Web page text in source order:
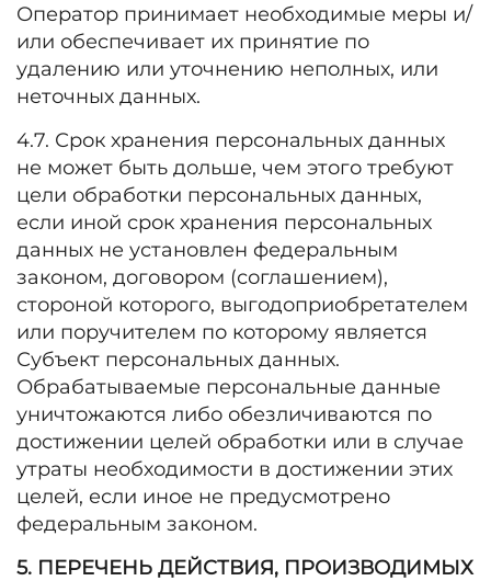
Оператор принимает необходимые меры и/
или обеспечивает их принятие по
удалению или уточнению неполных, или
неточных данных.
4.7. Срок хранения персональных данных
не может быть дольше, чем этого требуют
цели обработки персональных данных,
если иной срок хранения персональных
данных не установлен федеральным
законом, договором (соглашением),
стороной которого, выгодоприобретателем
или поручителем по которому является
Субъект персональных данных.
Обрабатываемые персональные данные
уничтожаются либо обезличиваются по
достижении целей обработки или в случае
утраты необходимости в достижении этих
целей, если иное не предусмотрено
федеральным законом.
5. ПЕРЕЧЕНЬ ДЕЙСТВИЯ, ПРОИЗВОДИМЫХ